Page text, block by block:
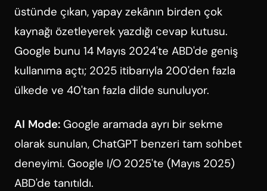
üstünde çıkan, yapay zekânın birden çok
kaynağı özetleyerek yazdığı cevap kutusu.
Google bunu 14 Mayıs 2024'te ABD'de geniş
kullanıma açtı; 2025 itibarıyla 200'den fazla
ülkede ve 40'tan fazla dilde sunuluyor.
AI Mode: Google aramada ayrı bir sekme
olarak sunulan, ChatGPT benzeri tam sohbet
deneyimi. Google I/O 2025'te (Mayıs 2025)
ABD'de tanıtıldı.